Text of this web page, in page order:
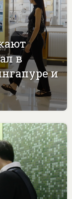
в
и